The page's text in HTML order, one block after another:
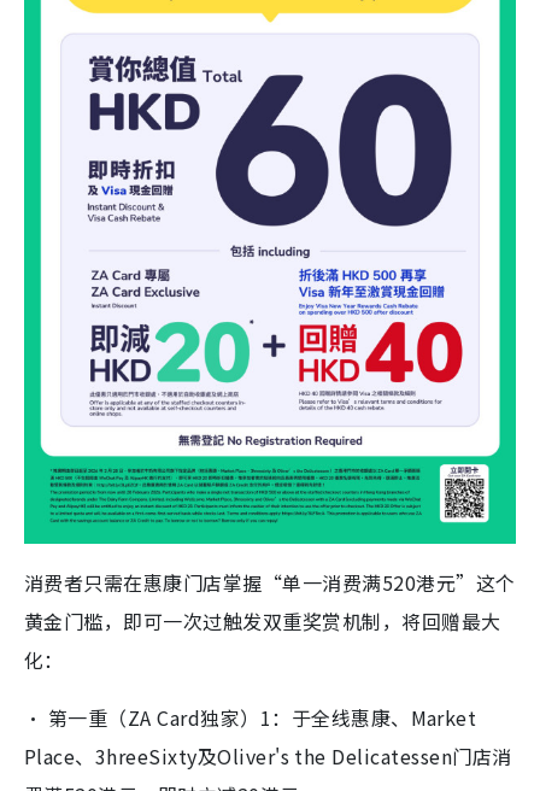
消费者只需在惠康门店掌握“单一消费满520港元”这个
黄金门槛，即可一次过触发双重奖赏机制，将回赠最大
化：
• 第一重（ZA Card独家）1：于全线惠康、Market
Place、3hreeSixty及Oliver's the Delicatessen门店消